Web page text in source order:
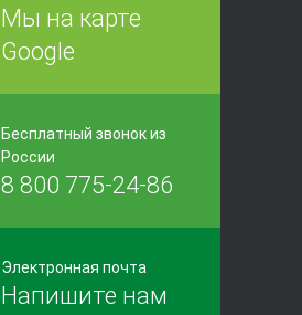
Мы на карте
Google
Бесплатный звонок из
России
8 800 775-24-86
Электронная почта
Напишите нам